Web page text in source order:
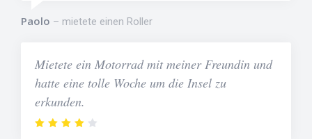
Paolo mietete einen Roller
Mietete ein Motorrad mit meiner Freundin und
hatte eine tolle Woche um die Insel zu
erkunden.